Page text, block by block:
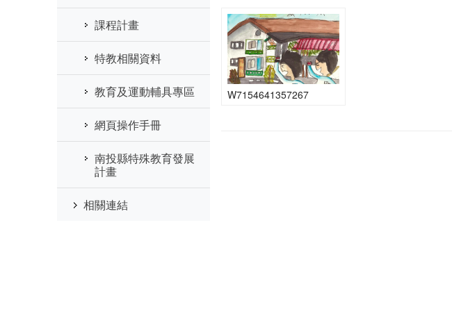
課程計畫
特教相關資料
教育及運動輔具專區
網頁操作手冊
南投縣特殊教育發展
計畫
相關連結
W7154641357267